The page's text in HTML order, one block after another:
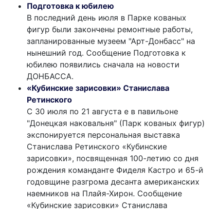
Подготовка к юбилею
В последний день июля в Парке кованых
фигур были закончены ремонтные работы,
запланированные музеем "Арт-Донбасс" на
нынешний год. Сообщение Подготовка к
юбилею появились сначала на новости
ДОНБАССА.
«Кубинские зарисовки» Станислава
Ретинского
С 30 июля по 21 августа е в павильоне
"Донецкая наковальня" (Парк кованых фигур)
экспонируется персональная выставка
Станислава Ретинского «Кубинские
зарисовки», посвященная 100-летию со дня
рождения команданте Фиделя Кастро и 65-й
годовщине разгрома десанта американских
наемников на Плайя-Хирон. Сообщение
«Кубинские зарисовки» Станислава